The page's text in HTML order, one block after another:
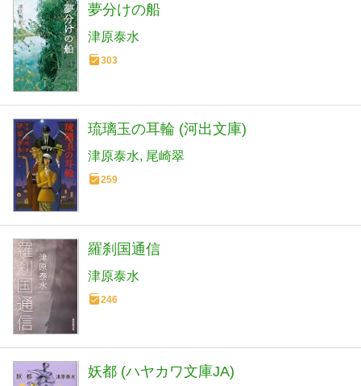
夢分けの船
津原泰水
303
琉璃玉の耳輪 (河出文庫)
津原泰水 尾崎翠
259
羅刹国通信
津原泰水
246
妖都 (ハヤカワ文庫JA)